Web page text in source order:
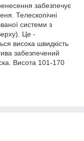
забезпечує
Телескопічні
системи з
Це -
висока швидкість
забезпечений
Висота 101-170